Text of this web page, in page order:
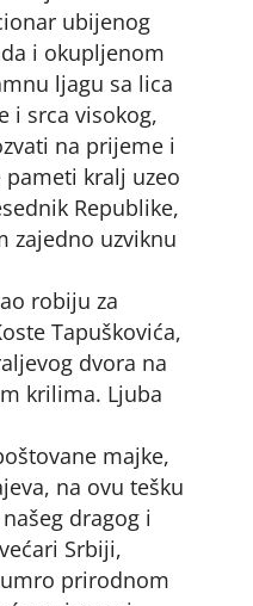
ubijenog
i okupljenom
ljagu sa lica
i srca visokog,
na prijeme i
kralj uzeo
Republike,
zajedno uzviknu
robiju za
Tapuškovića,
dvora na
krilima. Ljuba
majke,
na ovu tešku
dragog i
Srbiji,
prirodnom